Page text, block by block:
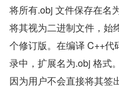
将所有.obj 文件保存在名
将其视为二进制文件，始
个修订版。在编译 C++代
录中，扩展名为.obj 格式
因为用户不会直接将其签出